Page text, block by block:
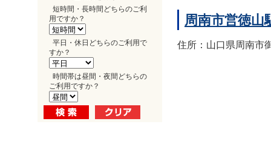
短時間・長時間どちらのご利
用ですか？
平日・休日どちらのご利用で
すか？
時間帯は昼間・夜間どちらの
ご利用ですか？
周南市営徳山
住所：山口県周南市